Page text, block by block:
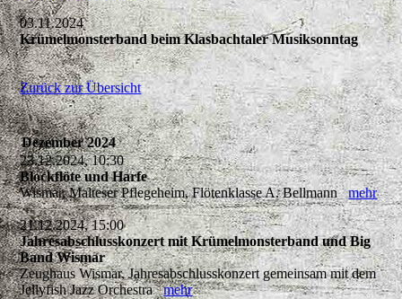
03.11.2024
Krümelmonsterband beim Klasbachtaler Musiksonntag
Zurück zur Übersicht
Dezember 2024
23.12.2024, 10:30
Blockflöte und Harfe
Wismar, Malteser Pflegeheim, Flötenklasse A. Bellmannmehr
21.12.2024, 15:00
Jahresabschlusskonzert mit Krümelmonsterband und Big
Band Wismar
Zeughaus Wismar, Jahresabschlusskonzert gemeinsam mit dem
Jellyfish Jazz Orchestramehr